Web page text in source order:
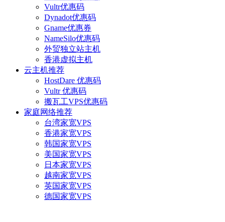
Vultr优惠码
Dynadot优惠码
Gname优惠券
NameSilo优惠码
外贸独立站主机
香港虚拟主机
云主机推荐
HostDare 优惠码
Vultr 优惠码
搬瓦工VPS优惠码
家庭网络推荐
台湾家宽VPS
香港家宽VPS
韩国家宽VPS
美国家宽VPS
日本家宽VPS
越南家宽VPS
英国家宽VPS
德国家宽VPS